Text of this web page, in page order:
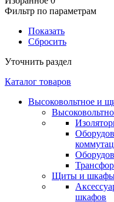
Фильтр по параметрам
Показать
Сбросить
Уточнить раздел
Каталог товаров
Высоковольтное и
Щиты и
шкафов